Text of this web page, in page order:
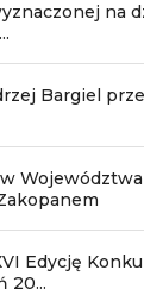
na
Bargiel
Województwa
Edycję
20...